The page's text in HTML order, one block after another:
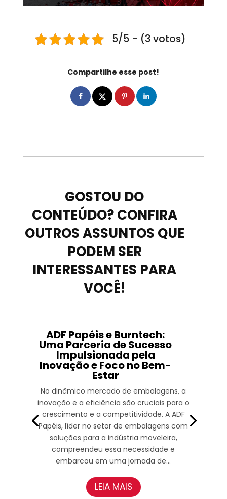
5/5 - (3 votos)
Compartilhe esse post!
GOSTOU DO
CONTEÚDO? CONFIRA
OUTROS ASSUNTOS QUE
PODEM SER
INTERESSANTES PARA
VOCÊ!
ADF Papéis e Burntech:
Uma Parceria de Sucesso
Impulsionada pela
Inovação e Foco no Bem-
Estar
No dinâmico mercado de embalagens, a
inovação e a eficiência são cruciais para o
crescimento e a competitividade. A ADF
Papéis, líder no setor de embalagens com
soluções para a indústria moveleira,
compreendeu essa necessidade e
embarcou em uma jornada de...
LEIA MAIS